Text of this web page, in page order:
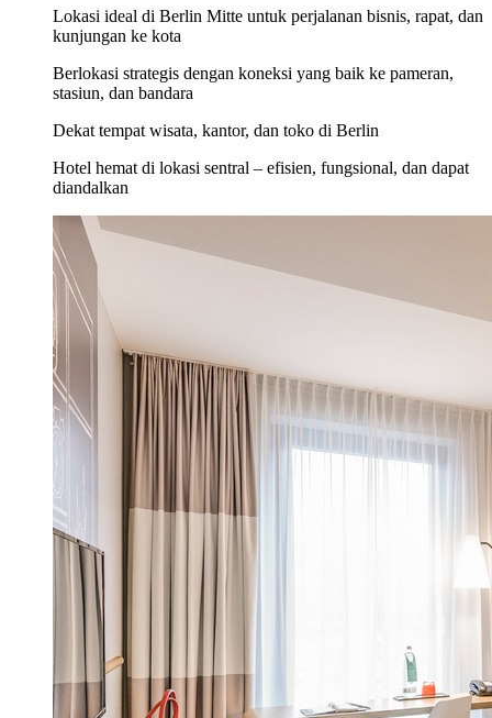
Lokasi ideal di Berlin Mitte untuk perjalanan bisnis, rapat, dan
kunjungan ke kota
Berlokasi strategis dengan koneksi yang baik ke pameran,
stasiun, dan bandara
Dekat tempat wisata, kantor, dan toko di Berlin
Hotel hemat di lokasi sentral – efisien, fungsional, dan dapat
diandalkan